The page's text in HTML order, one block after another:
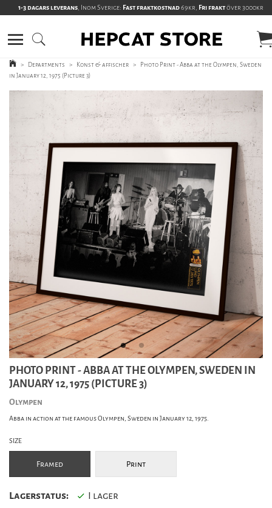
1-3 dagars leverans, Inom Sverige: Fast fraktkostnad69kr, Fri fraktöver 3000kr
> Departments > Konst & affischer >
Photo Print - Abba at the Olympen, Sweden
in January 12, 1975 (Picture 3)
PHOTO PRINT - ABBA AT THE OLYMPEN, SWEDEN IN
JANUARY 12, 1975 (PICTURE 3)
Olympen
Abba in action at the famous Olympen, Sweden in January 12, 1975.
SIZE
Framed Print
Lagerstatus: I lager